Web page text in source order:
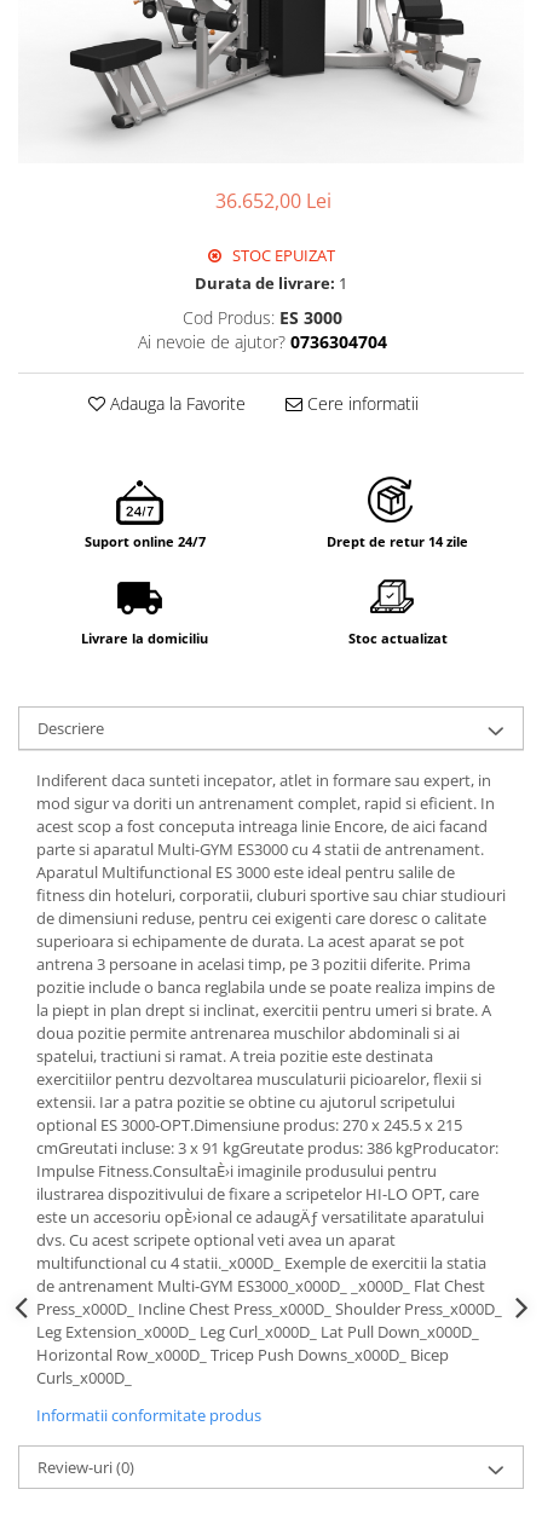
36.652,00 Lei
STOC EPUIZAT
Durata de livrare: 1
Cod Produs: ES 3000
Ai nevoie de ajutor? 0736304704
Adauga la Favorite Cere informatii
Suport online 24/7 Drept de retur 14 zile
Livrare la domiciliu Stoc actualizat
Descriere
Indiferent daca sunteti incepator, atlet in formare sau expert, in
mod sigur va doriti un antrenament complet, rapid si eficient. In
acest scop a fost conceputa intreaga linie Encore, de aici facand
parte si aparatul Multi-GYM ES3000 cu 4 statii de antrenament.
Aparatul Multifunctional ES 3000 este ideal pentru salile de
fitness din hoteluri, corporatii, cluburi sportive sau chiar studiouri
de dimensiuni reduse, pentru cei exigenti care doresc o calitate
superioara si echipamente de durata. La acest aparat se pot
antrena 3 persoane in acelasi timp, pe 3 pozitii diferite. Prima
pozitie include o banca reglabila unde se poate realiza impins de
la piept in plan drept si inclinat, exercitii pentru umeri si brate. A
doua pozitie permite antrenarea muschilor abdominali si ai
spatelui, tractiuni si ramat. A treia pozitie este destinata
exercitiilor pentru dezvoltarea musculaturii picioarelor, flexii si
extensii. Iar a patra pozitie se obtine cu ajutorul scripetului
optional ES 3000-OPT.Dimensiune produs: 270 x 245.5 x 215
cmGreutati incluse: 3 x 91 kgGreutate produs: 386 kgProducator:
Impulse Fitness.ConsultaÈ›i imaginile produsului pentru
ilustrarea dispozitivului de fixare a scripetelor HI-LO OPT, care
este un accesoriu opÈ›ional ce adaugÄƒ versatilitate aparatului
dvs. Cu acest scripete optional veti avea un aparat
multifunctional cu 4 statii._x000D_ Exemple de exercitii la statia
de antrenament Multi-GYM ES3000_x000D_ _x000D_ Flat Chest
Press_x000D_ Incline Chest Press_x000D_ Shoulder Press_x000D_
Leg Extension_x000D_ Leg Curl_x000D_ Lat Pull Down_x000D_
Horizontal Row_x000D_ Tricep Push Downs_x000D_ Bicep
Curls_x000D_
Informatii conformitate produs
Review-uri(0)